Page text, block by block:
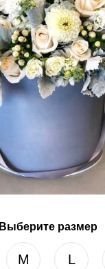
Выберите размер
M L